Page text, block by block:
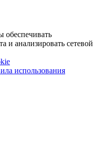
и анализировать сетевой
использования